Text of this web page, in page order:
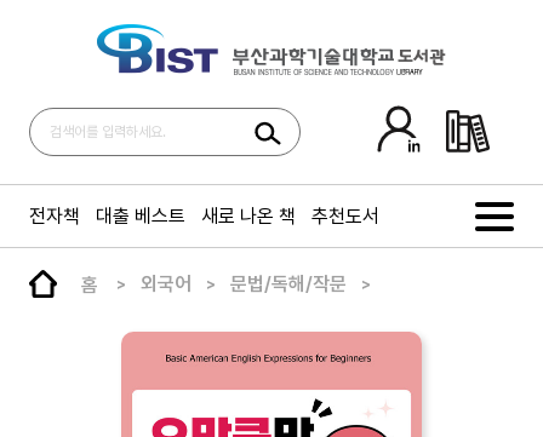
전자책 대출 베스트 새로 나온 책 추천도서
홈 외국어 문법/독해/작문